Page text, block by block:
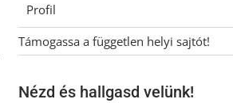
Profil
Támogassa a független helyi sajtót!
Nézd és hallgasd velünk!